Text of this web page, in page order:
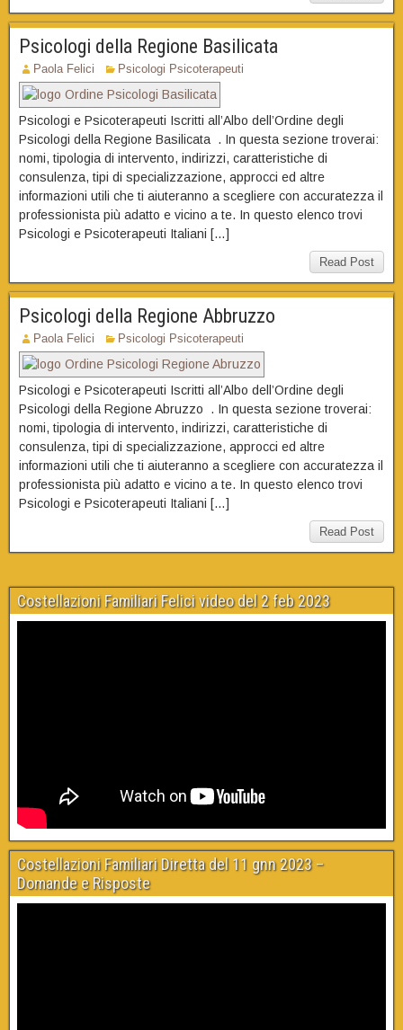
Psicologi della Regione Basilicata
Paola Felici Psicologi Psicoterapeuti
Psicologi e Psicoterapeuti Iscritti all’Albo dell’Ordine degli
Psicologi della Regione Basilicata . In questa sezione troverai:
nomi, tipologia di intervento, indirizzi, caratteristiche di
consulenza, tipi di specializzazione, approcci ed altre
informazioni utili che ti aiuteranno a scegliere con accuratezza il
professionista più adatto e vicino a te. In questo elenco trovi
Psicologi e Psicoterapeuti Italiani […]
Read Post
Psicologi della Regione Abbruzzo
Paola Felici Psicologi Psicoterapeuti
Psicologi e Psicoterapeuti Iscritti all’Albo dell’Ordine degli
Psicologi della Regione Abruzzo . In questa sezione troverai:
nomi, tipologia di intervento, indirizzi, caratteristiche di
consulenza, tipi di specializzazione, approcci ed altre
informazioni utili che ti aiuteranno a scegliere con accuratezza il
professionista più adatto e vicino a te. In questo elenco trovi
Psicologi e Psicoterapeuti Italiani […]
Read Post
Costellazioni Familiari Felici video del 2 feb 2023
Costellazioni Familiari Diretta del 11 gnn 2023 –
Domande e Risposte